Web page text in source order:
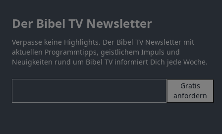
Der Bibel TV Newsletter
Verpasse keine Highlights. Der Bibel TV Newsletter mit
aktuellen Programmtipps, geistlichem Impuls und
Neuigkeiten rund um Bibel TV informiert Dich jede Woche.
Gratis
anfordern